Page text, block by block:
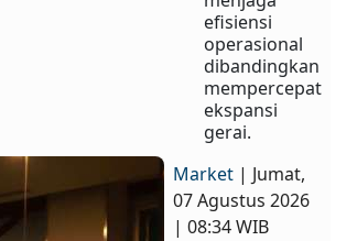
efisiensi
operasional
dibandingkan
mempercepat
ekspansi
gerai.
Market | Jumat,
07 Agustus 2026
| 08:34 WIB